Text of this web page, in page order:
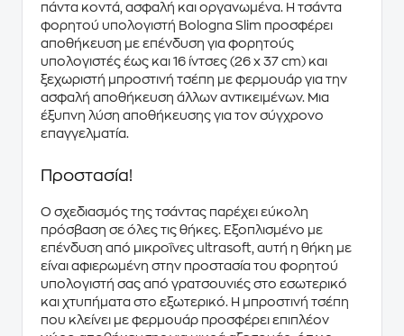
πάντα κοντά, ασφαλή και οργανωμένα. Η τσάντα
φορητού υπολογιστή Bologna Slim προσφέρει
αποθήκευση με επένδυση για φορητούς
υπολογιστές έως και 16 ίντσες (26 x 37 cm) και
ξεχωριστή μπροστινή τσέπη με φερμουάρ για την
ασφαλή αποθήκευση άλλων αντικειμένων. Μια
έξυπνη λύση αποθήκευσης για τον σύγχρονο
επαγγελματία.
Προστασία!
Ο σχεδιασμός της τσάντας παρέχει εύκολη
πρόσβαση σε όλες τις θήκες. Εξοπλισμένο με
επένδυση από μικροΐνες ultrasoft , αυτή η θήκη με
είναι αφιερωμένη στην προστασία του φορητού
υπολογιστή σας από γρατσουνιές στο εσωτερικό
και χτυπήματα στο εξωτερικό. Η μπροστινή τσέπη
που κλείνει με φερμουάρ προσφέρει επιπλέον